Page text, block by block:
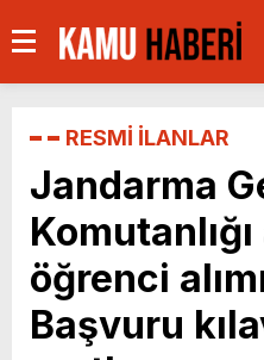
RESMİ İLANLAR
Jandarma
öğrenci
Başvuru